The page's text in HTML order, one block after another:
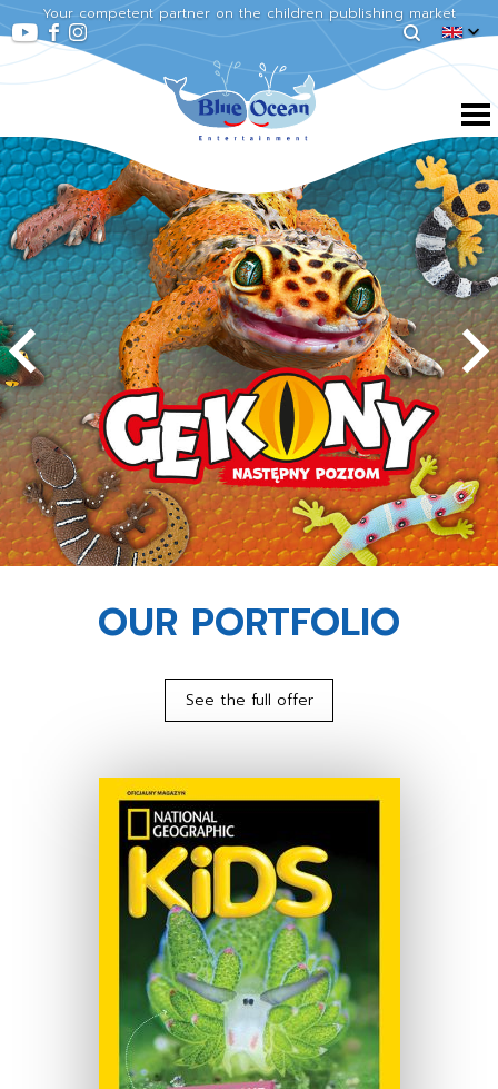
Your competent partner on the children publishing market
OUR PORTFOLIO
See the full offer